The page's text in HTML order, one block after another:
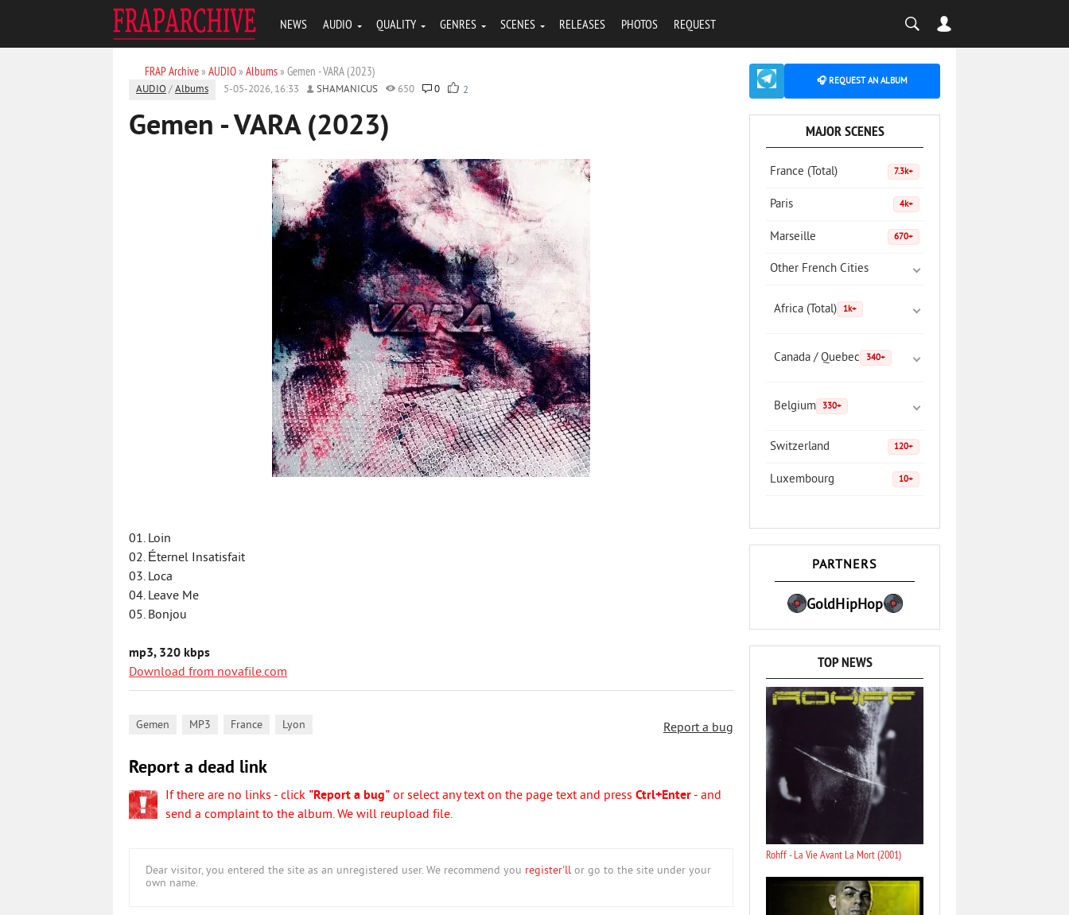
NEWS AUDIO QUALITY GENRES SCENES RELEASES PHOTOS REQUEST
FRAP Archive» AUDIO» Albums» Gemen - VARA (2023)
AUDIO /Albums 5-05-2026, 16:33 SHAMANICUS 650 0 2
Gemen - VARA (2023)
01. Loin
02. Éternel Insatisfait
03. Loca
04. Leave Me
05. Bonjou
mp3, 320 kbps
Download from novafile.com
Report a bug
Gemen MP3 France Lyon
Report a dead link
If there are no links - click "Report a bug" or select any text on the page text and press Ctrl+Enter - and
send a complaint to the album. We will reupload file.
Dear visitor, you entered the site as an unregistered user. We recommend you register'll or go to the site under your
own name.
🎧 REQUEST AN ALBUM
MAJOR SCENES
France (Total) 7.3k+
Paris 4k+
Marseille 670+
Other French Cities
Africa (Total) 1k+
Canada / Quebec 340+
Belgium 330+
Switzerland 120+
Luxembourg 10+
PARTNERS
GoldHipHop
TOP NEWS
Rohff - La Vie Avant La Mort (2001)